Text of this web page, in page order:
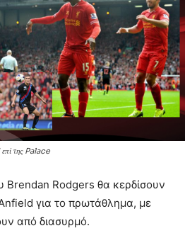
της Palace
Brendan Rodgers θα κερδίσουν
για το πρωτάθλημα, με
από διασυρμό.